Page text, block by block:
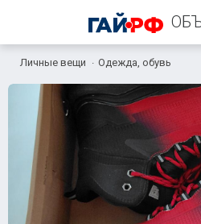
Личные вещи Одежда, обувь